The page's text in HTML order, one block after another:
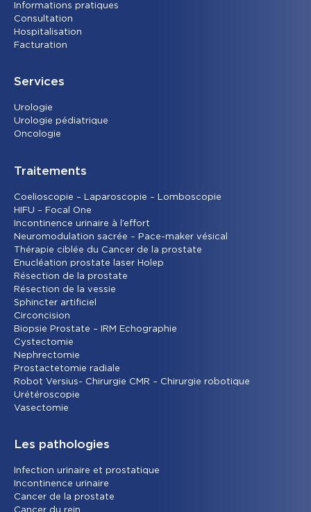
Informations pratiques
Consultation
Hospitalisation
Facturation
Services
Urologie
Urologie pédiatrique
Oncologie
Traitements
Coelioscopie – Laparoscopie – Lomboscopie
HIFU – Focal One
Incontinence urinaire à l’effort
Neuromodulation sacrée – Pace-maker vésical
Thérapie ciblée du Cancer de la prostate
Enucléation prostate laser Holep
Résection de la prostate
Résection de la vessie
Sphincter artificiel
Circoncision
Biopsie Prostate – IRM Echographie
Cystectomie
Nephrectomie
Prostactetomie radiale
Robot Versius- Chirurgie CMR – Chirurgie robotique
Urétéroscopie
Vasectomie
Les pathologies
Infection urinaire et prostatique
Incontinence urinaire
Cancer de la prostate